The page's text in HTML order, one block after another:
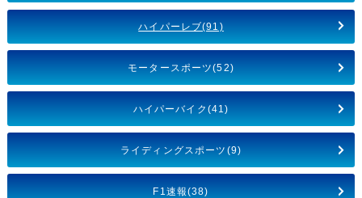
ハイパーレブ(91)
モータースポーツ(52)
ハイパーバイク(41)
ライディングスポーツ(9)
F1速報(38)